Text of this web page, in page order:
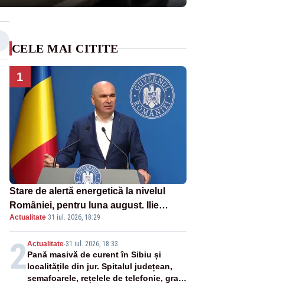
CELE MAI CITITE
1
Stare de alertă energetică la nivelul
României, pentru luna august. Ilie
Bolojan a anunțat importuri și posibile
restricții – VIDEO
Actualitate·31 iul. 2026, 18:29
2Actualitate-31 iul. 2026, 18:33
Pană masivă de curent în Sibiu și
localitățile din jur. Spitalul județean,
semafoarele, rețelele de telefonie, grav